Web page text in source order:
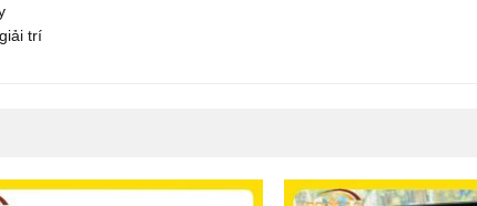
trí